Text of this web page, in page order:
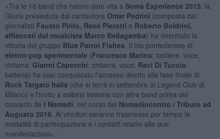
«Tra le 18 band che hanno dato vita a Soms Experience 2015 , la
Giuria presieduta dal cantautore Omar Pedrini (composta dai
giornalisti Fausto Pirito, René Pierotti e Roberto Boldrini,
affiancati dal musicista Marco Bellagamba) ha decretato la
vittoria del gruppo Blue Parrot Fishes . Il trio pontederese di
elettro-pop sperimentale (Francesco Marino: tastiere, voce,
chitarra; Gianni Capecchi: chitarra, voce; Ravi Di Tuccio:
batteria) ha così conquistato l'accesso diretto alla fase finale di
Rock Targato Italia (che si terrà in settembre al Legend Club di
Milano) e l'invito a esibirsi insieme con altre band prima del
concerto de I Nomadi , nel corso del Nomadincontro / Tributo ad
Augusto 2016 . Ai vincitori saranno trasmesse per tempo le
modalità di partecipazione e i contatti relativi alle due
manifestazioni».